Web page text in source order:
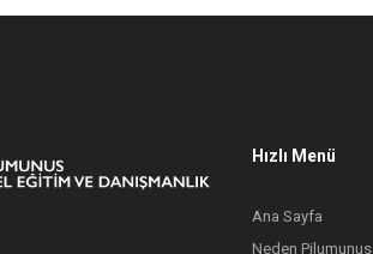
Hızlı Menü
Ana Sayfa
Neden Pilumunus